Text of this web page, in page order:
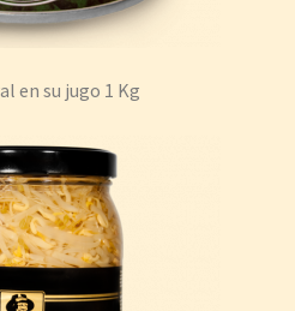
en su jugo 1 Kg